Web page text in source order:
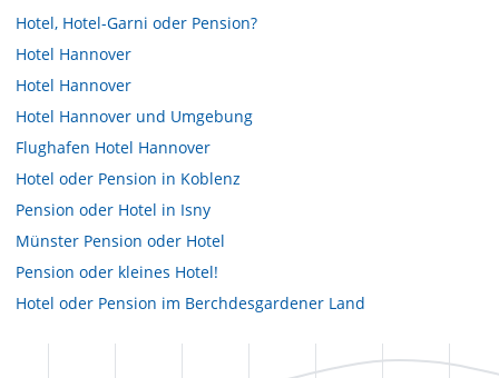
Hotel, Hotel-Garni oder Pension?
Hotel Hannover
Hotel Hannover
Hotel Hannover und Umgebung
Flughafen Hotel Hannover
Hotel oder Pension in Koblenz
Pension oder Hotel in Isny
Münster Pension oder Hotel
Pension oder kleines Hotel!
Hotel oder Pension im Berchdesgardener Land